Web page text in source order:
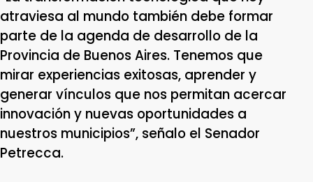
atraviesa al mundo también debe formar
parte de la agenda de desarrollo de la
Provincia de Buenos Aires. Tenemos que
mirar experiencias exitosas, aprender y
generar vínculos que nos permitan acercar
innovación y nuevas oportunidades a
nuestros municipios”, señalo el Senador
Petrecca.